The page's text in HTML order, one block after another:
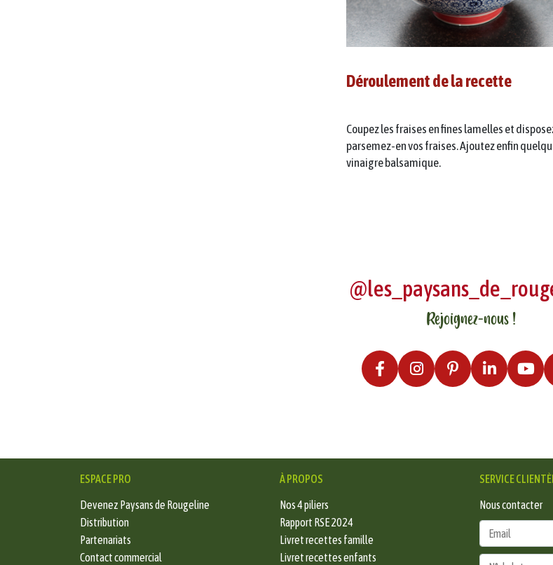
Déroulement de la recette
Coupez les fraises en fines lamelles et
parsemez-en vos fraises. Ajoutez enfin
vinaigre balsamique.
Rejoignez-nous !
ESPACE PRO
Devenez Paysans de Rougeline
Distribution
Partenariats
Contact commercial
À PROPOS
Nos 4 piliers
Rapport RSE 2024
Livret recettes famille
Livret recettes enfants
SERVICE
Nous contacter